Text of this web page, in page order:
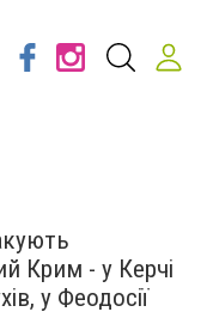
Крим - у Керчі
у Феодосії